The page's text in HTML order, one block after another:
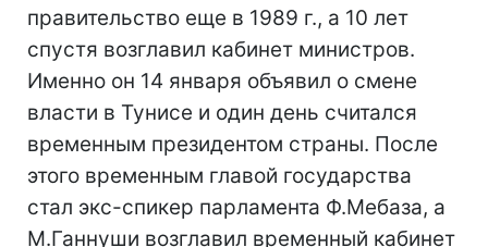
правительство еще в 1989 г., а 10 лет
спустя возглавил кабинет министров.
Именно он 14 января объявил о смене
власти в Тунисе и один день считался
временным президентом страны. После
этого временным главой государства
стал экс-спикер парламента Ф.Мебаза, а
М.Ганнуши возглавил временный кабинет